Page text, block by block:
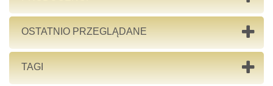
OSTATNIO PRZEGLĄDANE
TAGI